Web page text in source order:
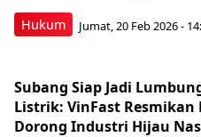
Hukum Jumat, 20 Feb 2026 -
Subang Siap Jadi
Listrik: VinFast Resmikan
Dorong Industri Hijau